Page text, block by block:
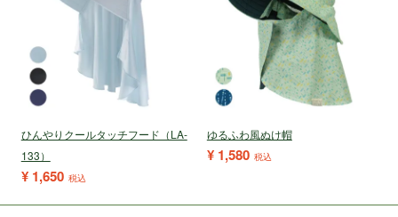
ひんやりクールタッチフード（LA-
133）
¥ 1,650 税込
ゆるふわ風ぬけ帽
¥ 1,580 税込